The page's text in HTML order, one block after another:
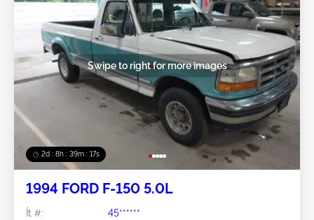
2d : 8h : 39m : 15s
Swipe to right for more images
1994 FORD F-150 5.0L
Ít #:
45******